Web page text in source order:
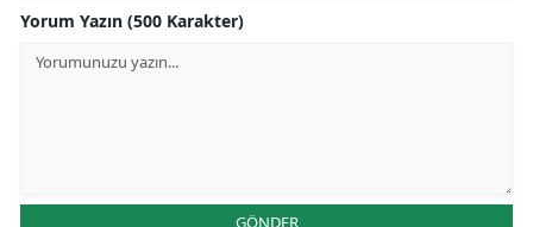
Yorum Yazın (500 Karakter)
GÖNDER